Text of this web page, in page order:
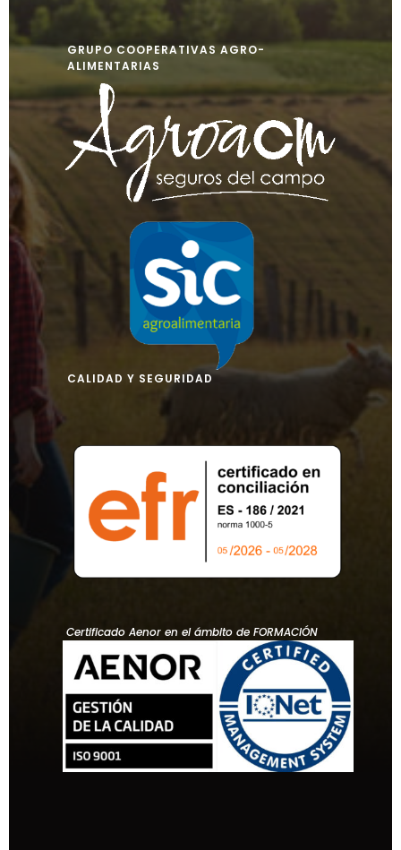
GRUPO COOPERATIVAS AGRO-
ALIMENTARIAS
CALIDAD Y SEGURIDAD
Certificado Aenor en el ámbito de FORMACIÓN